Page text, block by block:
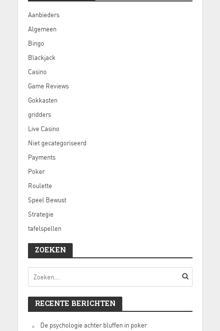
Aanbieders
Algemeen
Bingo
Blackjack
Casino
Game Reviews
Gokkasten
gridders
Live Casino
Niet gecategoriseerd
Payments
Poker
Roulette
Speel Bewust
Strategie
tafelspellen
ZOEKEN
RECENTE BERICHTEN
De psychologie achter bluffen in poker